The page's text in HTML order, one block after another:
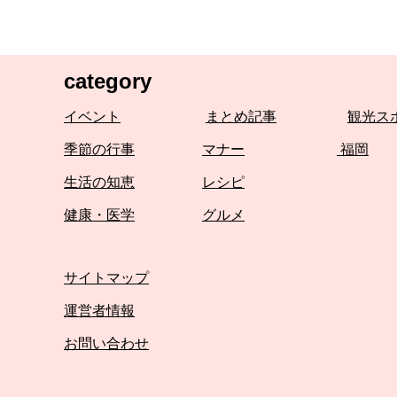
category
イベント まとめ記事 観光ス
季節の行事 マナー 福岡
生活の知恵 レシピ
健康・医学 グルメ
サイトマップ
運営者情報
お問い合わせ